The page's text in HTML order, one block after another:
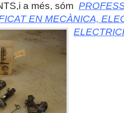
a més, sóm
EN MECÀNICA,